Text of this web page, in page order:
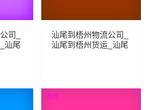
司_
汕尾
汕尾到梧州物流公司_
汕尾到梧州货运_汕尾
442 查看详细
物流